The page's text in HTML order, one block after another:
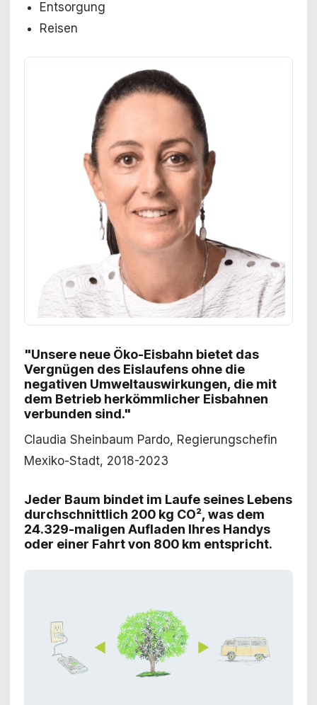
Entsorgung
Reisen
"Unsere neue Öko-Eisbahn bietet das
Vergnügen des Eislaufens ohne die
negativen Umweltauswirkungen, die mit
dem Betrieb herkömmlicher Eisbahnen
verbunden sind."
Claudia Sheinbaum Pardo, Regierungschefin
Mexiko-Stadt, 2018-2023
Jeder Baum bindet im Laufe seines Lebens
durchschnittlich 200 kg CO², was dem
24.329-maligen Aufladen Ihres Handys
oder einer Fahrt von 800 km entspricht.